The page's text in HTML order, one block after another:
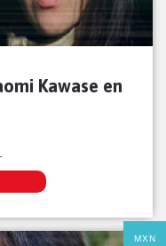
Kawase en
MXN